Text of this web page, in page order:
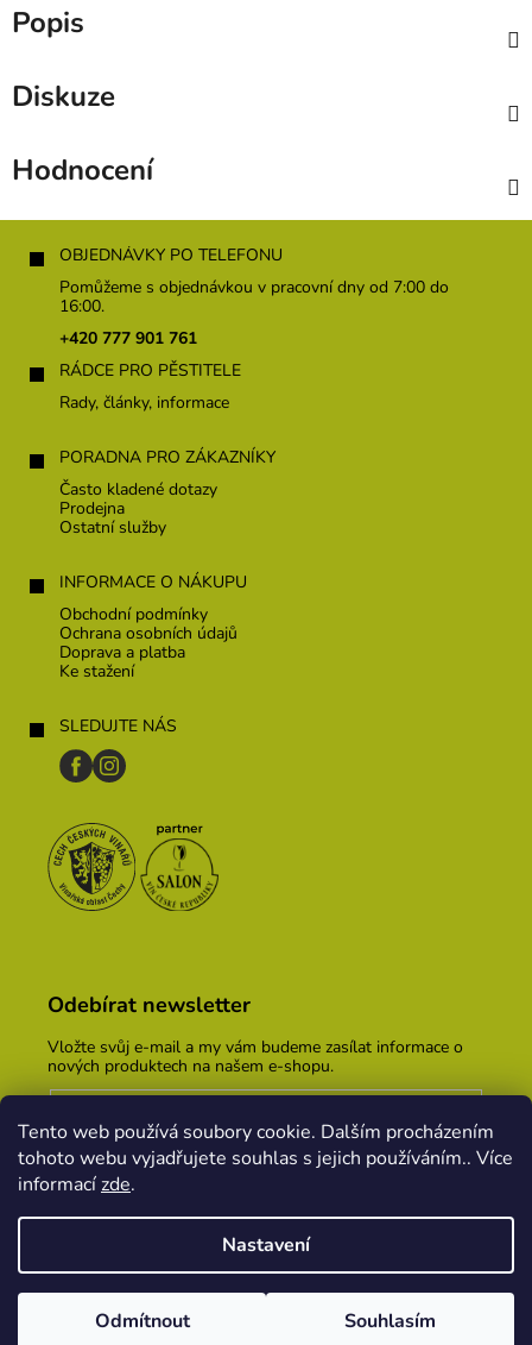
Tento web používá soubory cookie. Dalším procházením
tohoto webu vyjadřujete souhlas s jejich používáním.. Více
informacízde.
Nastavení
Odmítnout Souhlasím
Popis
Diskuze
Hodnocení
OBJEDNÁVKY PO TELEFONU
Pomůžeme s objednávkou v pracovní dny od 7:00 do
16:00.
+420 777 901 761
RÁDCE PRO PĚSTITELE
Rady, články, informace
PORADNA PRO ZÁKAZNÍKY
Často kladené dotazy
Prodejna
Ostatní služby
INFORMACE O NÁKUPU
Obchodní podmínky
Ochrana osobních údajů
Doprava a platba
Ke stažení
SLEDUJTE NÁS
Odebírat newsletter
Vložte svůj e-mail a my vám budeme zasílat informace o
nových produktech na našem e-shopu.
Vložením e-mailu souhlasíte spodmínkami ochrany
osobních údajů
PŘIHLÁSIT SE
Vytvořil Shoptet
PekneWeby